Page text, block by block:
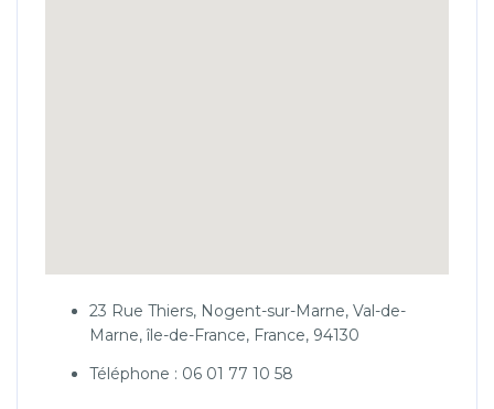
23 Rue Thiers, Nogent-sur-Marne, Val-de-
Marne, île-de-France, France, 94130
Téléphone : 06 01 77 10 58